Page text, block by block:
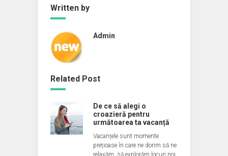
Written by
Admin
Related Post
De ce să alegi o
croazieră pentru
următoarea ta vacanță
Vacanțele sunt momente
prețioase în care ne dorim să ne
relaxăm, să explorăm locuri noi